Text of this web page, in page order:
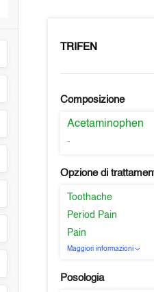
TRIFEN
Composizione
Acetaminophen
-
Opzione di
Toothache
Period Pain
Pain
Maggiori informazioni
Posologia